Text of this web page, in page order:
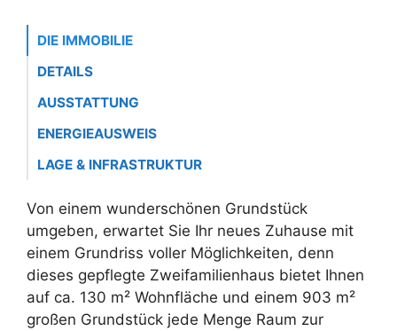
DIE IMMOBILIE
DETAILS
AUSSTATTUNG
ENERGIEAUSWEIS
LAGE & INFRASTRUKTUR
Von einem wunderschönen Grundstück
umgeben, erwartet Sie Ihr neues Zuhause mit
einem Grundriss voller Möglichkeiten, denn
dieses gepflegte Zweifamilienhaus bietet Ihnen
auf ca. 130 m² Wohnfläche und einem 903 m²
großen Grundstück jede Menge Raum zur